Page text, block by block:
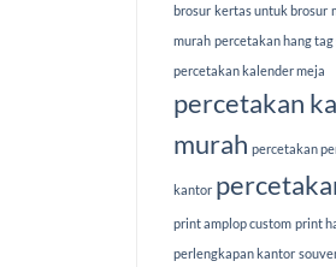
brosur kertas untuk brosur
murah percetakan hang tag
percetakan kalender meja
percetakan
murah percetakan
kantor
print amplop custom print
perlengkapan kantor